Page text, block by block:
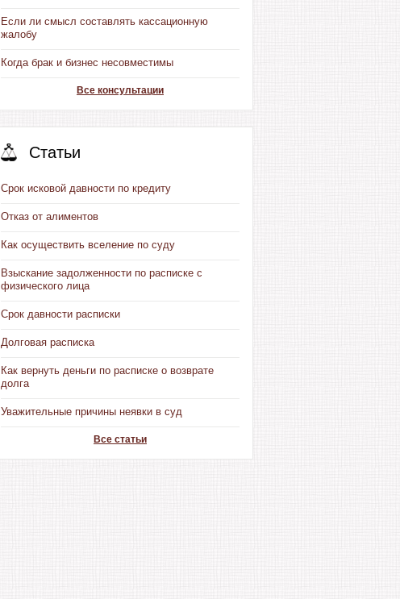
Если ли смысл составлять кассационную
жалобу
Когда брак и бизнес несовместимы
Все консультации
Статьи
Срок исковой давности по кредиту
Отказ от алиментов
Как осуществить вселение по суду
Взыскание задолженности по расписке с
физического лица
Срок давности расписки
Долговая расписка
Как вернуть деньги по расписке о возврате
долга
Уважительные причины неявки в суд
Все статьи